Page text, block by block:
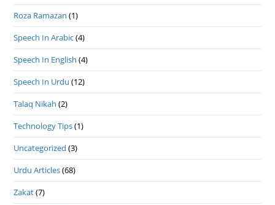
Roza Ramazan (1)
Speech In Arabic(4)
Speech In English (4)
Speech In Urdu (12)
Talaq Nikah (2)
Technology Tips(1)
Uncategorized (3)
Urdu Articles(68)
Zakat(7)